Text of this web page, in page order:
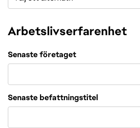
Arbetslivserfarenhet
Senaste företaget
Senaste befattningstitel